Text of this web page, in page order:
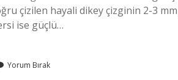
çizilen hayali dikey çizginin 2-3
ise güçlü…
Yorum Bırak